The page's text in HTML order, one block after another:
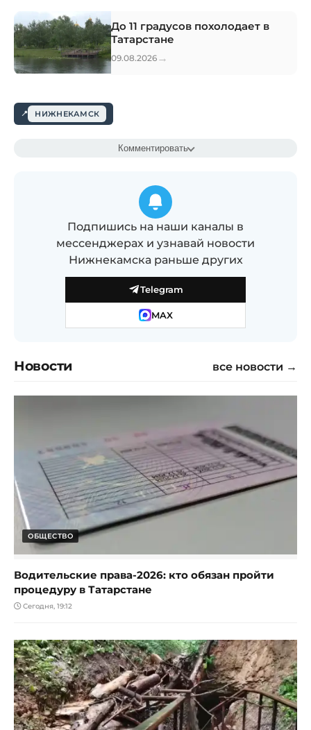
До 11 градусов похолодает в
Татарстане
09.08.2026 →
НИЖНЕКАМСК
Комментировать
Подпишись на наши каналы в
мессенджерах и узнавай новости
Нижнекамска раньше других
Telegram
MAX
Новости все новости →
ОБЩЕСТВО
Водительские права-2026: кто обязан пройти
процедуру в Татарстане
Сегодня, 19:12